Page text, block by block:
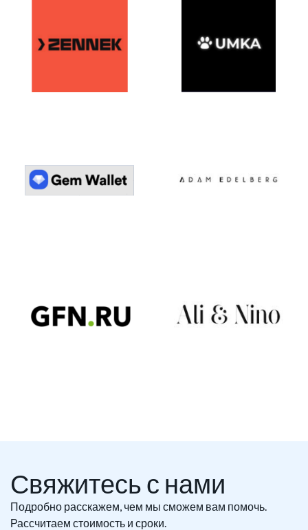
Свяжитесь с нами
Подробно расскажем, чем мы сможем вам помочь.
Рассчитаем стоимость и сроки.